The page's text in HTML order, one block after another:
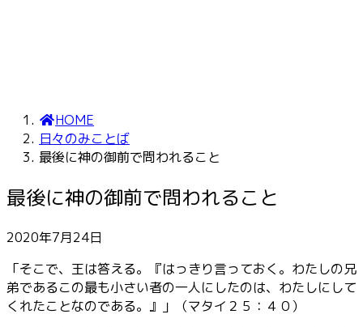
HOME
日々のみことば
最後に神の御前で問われること
最後に神の御前で問われること
2020年7月24日
「そこで、王は答える。『はっきり言っておく。わたしの兄
弟であるこの最も小さい者の一人にしたのは、わたしにして
くれたことなのである。』」（マタイ２５：４０）